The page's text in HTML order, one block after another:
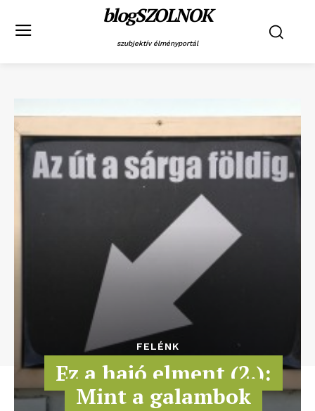
blogSZOLNOK
szubjektív élményportál
FELÉNK
Ez a hajó elment (2.):
Mint a galambok